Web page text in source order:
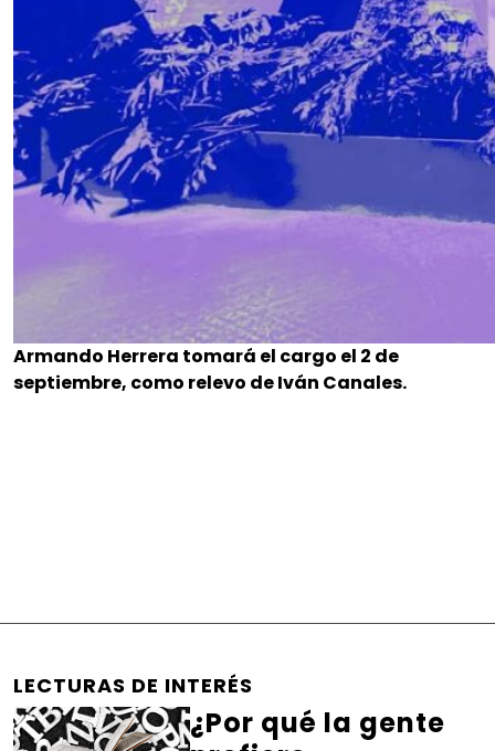
Armando Herrera tomará el cargo el 2 de
septiembre, como relevo de Iván Canales.
LECTURAS DE INTERÉS
¿Por qué la gente